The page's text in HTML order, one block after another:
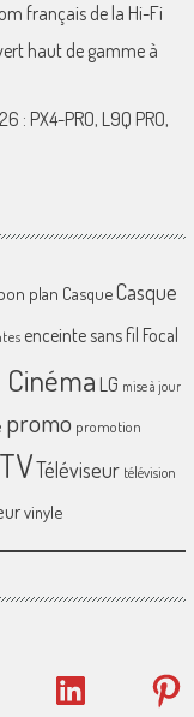
français de la Hi-Fi
haut de gamme à
: PX4-PRO, L9Q PRO,
plan CasqueCasque
enceinte sans fil Focal
LG mise à jour
promo promotion
TVTéléviseur télévision
vinyle
LinkedIn